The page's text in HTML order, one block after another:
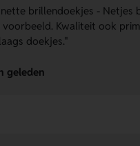
brillendoekjes - Netjes
Kwaliteit ook
doekjes."
geleden